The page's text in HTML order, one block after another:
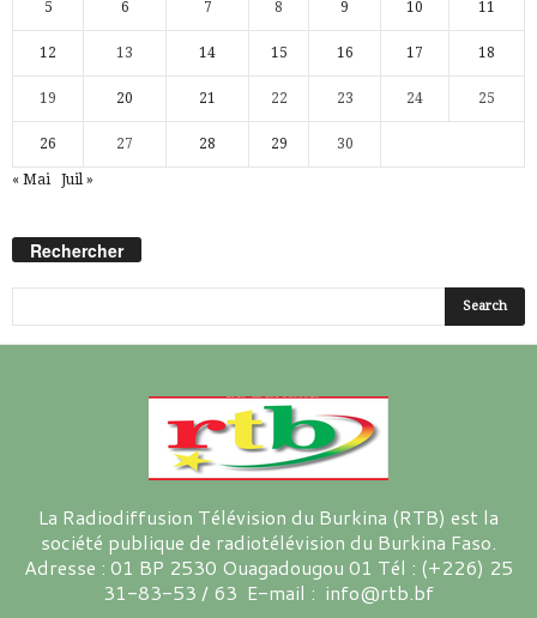
5 6 7 8 9 10 11
12 13 14 15 16 17 18
19 20 21 22 23 24 25
26 27 28 29 30
« Mai Juil »
Rechercher
La Radiodiffusion Télévision du Burkina (RTB) est la
société publique de radiotélévision du Burkina Faso.
Adresse : 01 BP 2530 Ouagadougou 01 Tél : (+226) 25
31-83-53 / 63 E-mail : info@rtb.bf